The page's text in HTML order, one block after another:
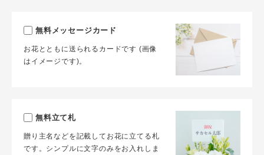
無料メッセージカード
お花とともに送られるカードです (画像
はイメージです)。
無料立て札
贈り主名などを記載してお花に立てる札
です。シンプルに文字のみをお入れしま